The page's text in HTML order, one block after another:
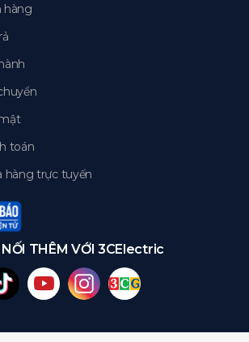
hàng
toán
hàng trực tuyến
THÊM VỚI 3CElectric